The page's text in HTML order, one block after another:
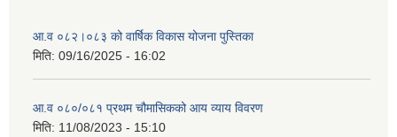
आ.व ०८२।०८३ को वार्षिक विकास योजना पुस्तिका
मिति: 09/16/2025 - 16:02
आ.व ०८०/०८१ प्रथम चौमासिकको आय व्याय विवरण
मिति: 11/08/2023 - 15:10